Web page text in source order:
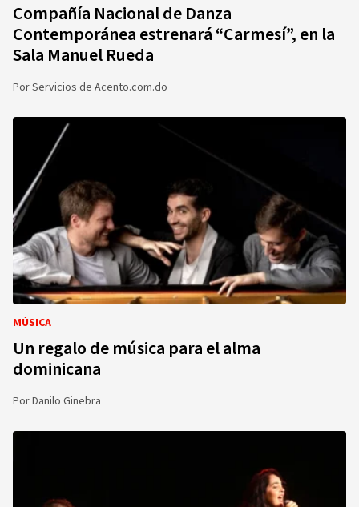
Compañía Nacional de Danza
Contemporánea estrenará “Carmesí”, en la
Sala Manuel Rueda
PorServicios de Acento.com.do
MÚSICA
Un regalo de música para el alma
dominicana
PorDanilo Ginebra